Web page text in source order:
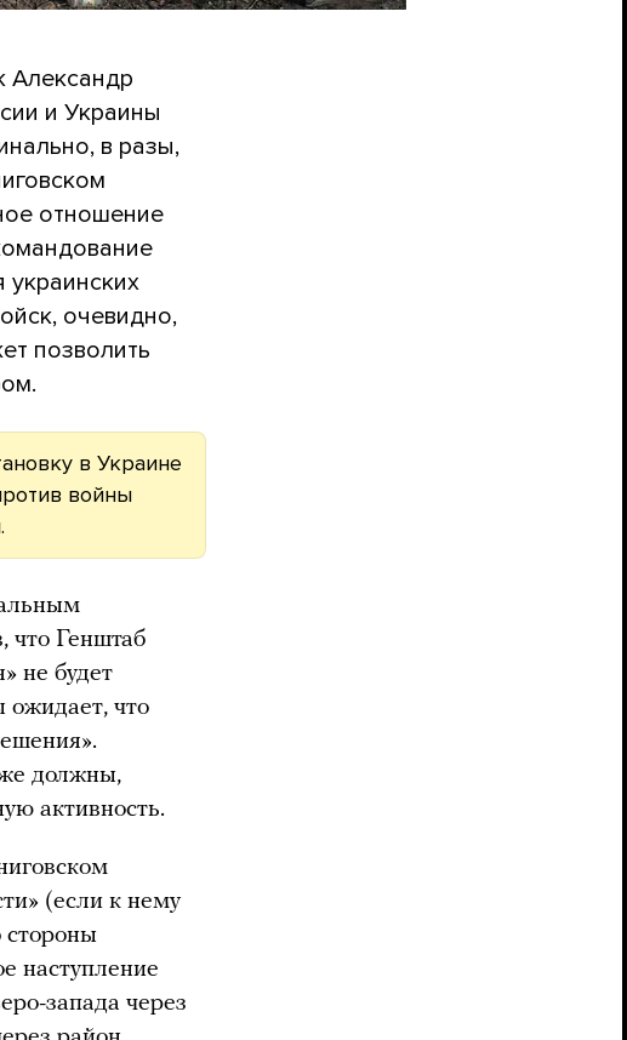
Александр
и Украины
в разы,
отношение
украинских
очевидно,
позволить
в Украине
войны
что Генштаб
не будет
ожидает, что
должны,
активность.
(если к нему
стороны
наступление
запада через